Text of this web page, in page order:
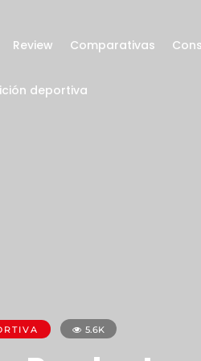
Review Comparativas
deportiva
5.6K